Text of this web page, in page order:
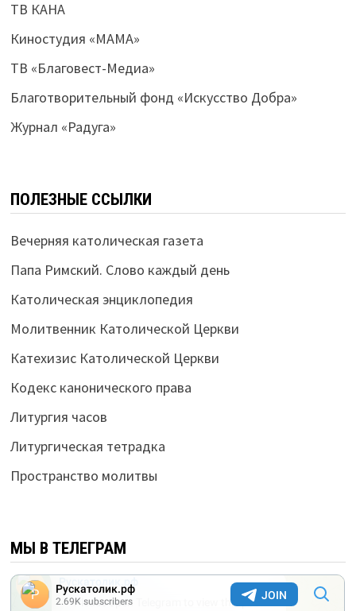
ТВ КАНА
Киностудия «МАМА»
ТВ «Благовест-Медиа»
Благотворительный фонд «Искусство Добра»
Журнал «Радуга»
ПОЛЕЗНЫЕ ССЫЛКИ
Вечерняя католическая газета
Папа Римский. Слово каждый день
Католическая энциклопедия
Молитвенник Католической Церкви
Катехизис Католической Церкви
Кодекс канонического права
Литургия часов
Литургическая тетрадка
Пространство молитвы
МЫ В ТЕЛЕГРАМ